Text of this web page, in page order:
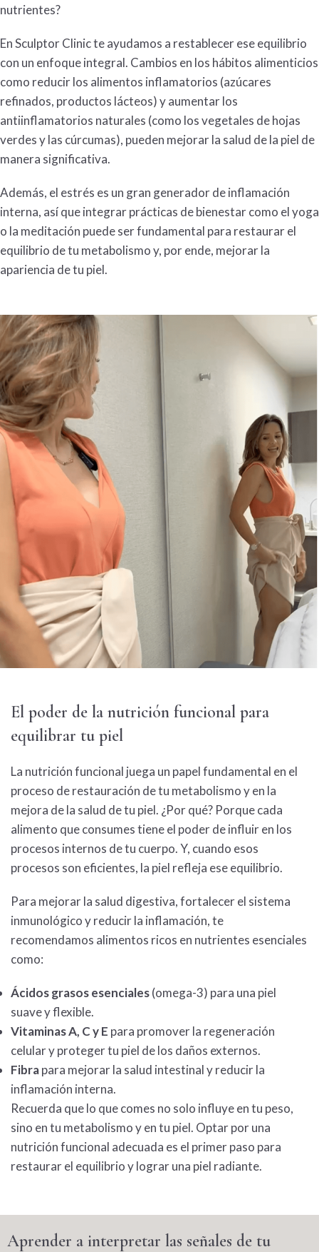
nutrientes?
En Sculptor Clinic te ayudamos a restablecer ese equilibrio
con un enfoque integral. Cambios en los hábitos alimenticios
como reducir los alimentos inflamatorios (azúcares
refinados, productos lácteos) y aumentar los
antiinflamatorios naturales (como los vegetales de hojas
verdes y las cúrcumas), pueden mejorar la salud de la piel de
manera significativa.
Además, el estrés es un gran generador de inflamación
interna, así que integrar prácticas de bienestar como el yoga
o la meditación puede ser fundamental para restaurar el
equilibrio de tu metabolismoy, por ende, mejorar la
apariencia de tu piel.
El poder de la nutrición funcional para
equilibrar tu piel
La nutrición funcional juega un papel fundamental en el
proceso de restauración de tu metabolismoy en la
mejora de la salud de tu piel. ¿Por qué? Porque cada
alimento que consumes tiene el poder de influir en los
procesos internos de tu cuerpo. Y, cuando esos
procesos son eficientes, la piel refleja ese equilibrio.
Para mejorar la salud digestiva, fortalecer el sistema
inmunológico y reducir la inflamación, te
recomendamos alimentos ricos en nutrientes esenciales
como:
Ácidos grasos esenciales(omega-3) para una piel
suave y flexible.
Vitaminas A, C y E para promover la regeneración
celular y proteger tu piel de los daños externos.
Fibrapara mejorar la salud intestinal y reducir la
inflamación interna.
Recuerda que lo que comes no solo influye en tu peso,
sino en tu metabolismoy en tu piel. Optar por una
nutrición funcional adecuada es el primer paso para
restaurar el equilibrio y lograr una piel radiante.
Aprender a interpretar las señales de tu